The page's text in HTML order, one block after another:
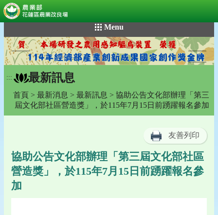
到
主
要
內
容
Menu
::: 最新訊息
首頁 > 最新消息 > 最新訊息 > 協助公告文化部辦理「第三
屆文化部社區營造獎」，於115年7月15日前踴躍報名參加
友善列印
協助公告文化部辦理「第三屆文化部社區
營造獎」，於115年7月15日前踴躍報名參
加